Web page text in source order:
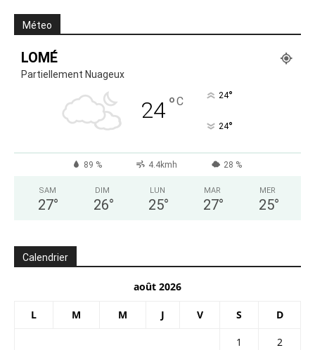
Méteo
LOMÉ
Partiellement Nuageux
24°C 24°
24°
89 % 4.4kmh 28 %
SAM
27°
DIM
26°
LUN
25°
MAR
27°
MER
25°
Calendrier
août 2026
L M M J V S D
1
2